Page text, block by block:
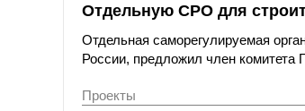
Отдельную СРО для
Отдельная саморегулируемая
России, предложил член
Проекты